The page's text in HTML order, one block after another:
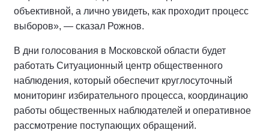
объективной, а лично увидеть, как проходит процесс
выборов», — сказал Рожнов.
В дни голосования в Московской области будет
работать Ситуационный центр общественного
наблюдения, который обеспечит круглосуточный
мониторинг избирательного процесса, координацию
работы общественных наблюдателей и оперативное
рассмотрение поступающих обращений.